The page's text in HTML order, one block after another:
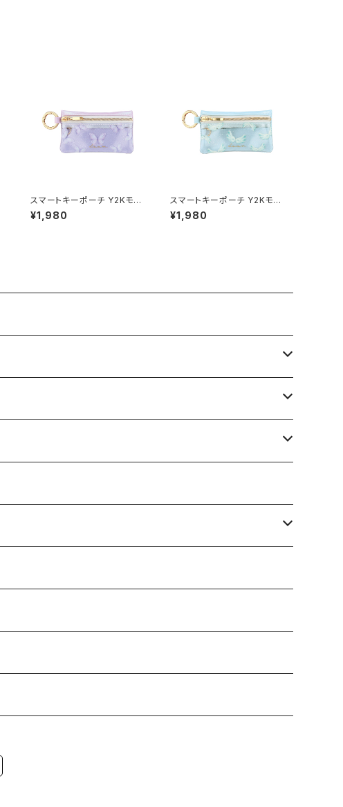
スマートキーポーチ Y2Kモチ
ーフ（蝶/バタフライ） GKP00
43-C [各種スマートキー用]
¥1,980
スマートキーポーチ Y2Kモチ
ーフ（天使の羽） GKP0043-
B [各種スマートキー用]
¥1,980